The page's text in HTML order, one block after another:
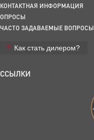
КОНТАКТНАЯ ИНФОРМАЦИЯ
ОПРОСЫ
ЧАСТО ЗАДАВАЕМЫЕ ВОПРОСЫ
Как стать дилером?
ССЫЛКИ